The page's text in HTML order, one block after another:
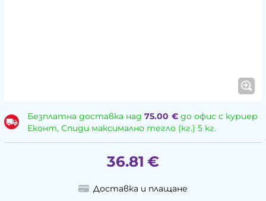
Безплатна доставка над 75.00 €до офис с куриер
Еконт, Спиди максимално тегло (кг.) 5 кг.
36.81 €
Доставка и плащане